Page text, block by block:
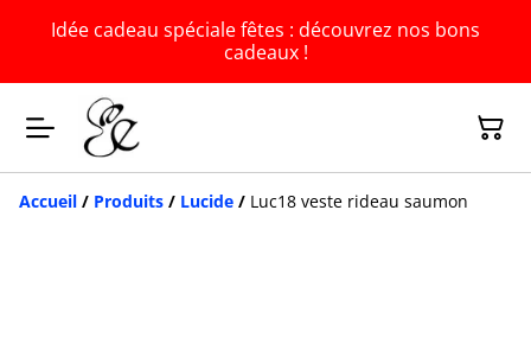
Idée cadeau spéciale fêtes : découvrez nos bons
cadeaux !
Accueil / Produits / Lucide / Luc18 veste rideau saumon